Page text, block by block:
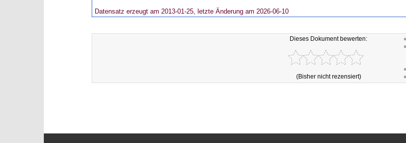
Datensatz erzeugt am 2013-01-25, letzte Änderung am 2026-06-10
Dieses Dokument bewerten:
(Bisher nicht rezensiert)